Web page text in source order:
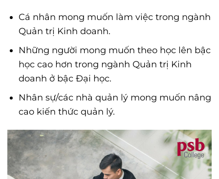
Cá nhân mong muốn làm việc trong ngành
Quản trị Kinh doanh.
Những người mong muốn theo học lên bậc
học cao hơn trong ngành Quản trị Kinh
doanh ở bậc Đại học.
Nhân sự/các nhà quản lý mong muốn nâng
cao kiến thức quản lý.